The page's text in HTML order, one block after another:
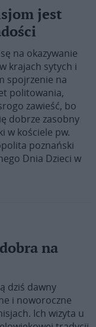
jest
na okazywanie
krajach sytych i
spojrzenie na
politowania,
zawieść, bo
dobrze zasobny
w kościele pw.
poznański
Dnia Dzieci w
na
dziś dawny
i noworoczne
Ich wizyta u